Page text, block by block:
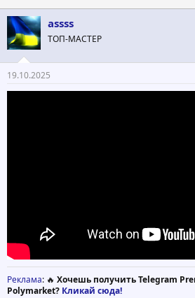
assss
ТОП-МАСТЕР
19.10.2025
Реклама: 🔥 Хочешь получить Telegram
Polymarket? Кликай сюда!